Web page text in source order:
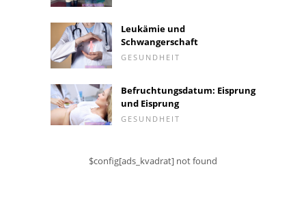
Leukämie und
Schwangerschaft
GESUNDHEIT
Befruchtungsdatum: Eisprung
und Eisprung
GESUNDHEIT
$config[ads_kvadrat] not found